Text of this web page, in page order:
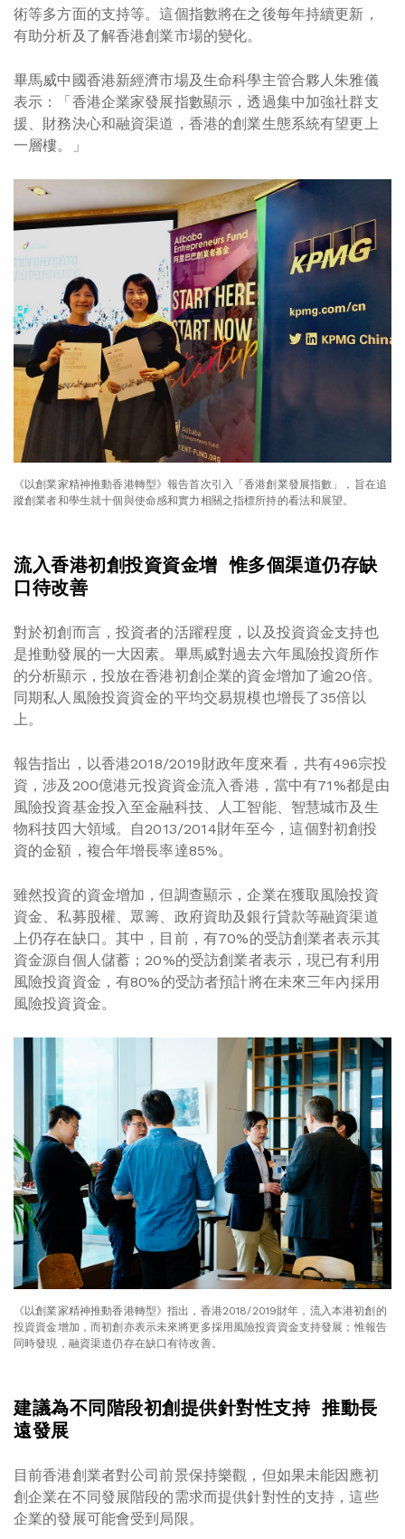
術等多方面的支持等。這個指數將在之後每年持續更新，
有助分析及了解香港創業市場的變化。
畢馬威中國香港新經濟市場及生命科學主管合夥人朱雅儀
表示：「香港企業家發展指數顯示，透過集中加強社群支
援、財務決心和融資渠道，香港的創業生態系統有望更上
一層樓。」
《以創業家精神推動香港轉型》報告首次引入「香港創業發展指數」，旨在追
蹤創業者和學生就十個與使命感和實力相關之指標所持的看法和展望。
流入香港初創投資資金增惟多個渠道仍存缺
口待改善
對於初創而言，投資者的活躍程度，以及投資資金支持也
是推動發展的一大因素。畢馬威對過去六年風險投資所作
的分析顯示，投放在香港初創企業的資金增加了逾20倍。
同期私人風險投資資金的平均交易規模也增長了35倍以
上。
報告指出，以香港2018/2019財政年度來看，共有496宗投
資，涉及200億港元投資資金流入香港，當中有71%都是由
風險投資基金投入至金融科技、人工智能、智慧城市及生
物科技四大領域。自2013/2014財年至今，這個對初創投
資的金額，複合年增長率達85%。
雖然投資的資金增加，但調查顯示，企業在獲取風險投資
資金、私募股權、眾籌、政府資助及銀行貸款等融資渠道
上仍存在缺口。其中，目前，有70%的受訪創業者表示其
資金源自個人儲蓄；20%的受訪創業者表示，現已有利用
風險投資資金，有80%的受訪者預計將在未來三年內採用
風險投資資金。
《以創業家精神推動香港轉型》指出，香港2018/2019財年，流入本港初創的
投資資金增加，而初創亦表示未來將更多採用風險投資資金支持發展；惟報告
同時發現，融資渠道仍存在缺口有待改善。
建議為不同階段初創提供針對性支持 推動長
遠發展
目前香港創業者對公司前景保持樂觀，但如果未能因應初
創企業在不同發展階段的需求而提供針對性的支持，這些
企業的發展可能會受到局限。